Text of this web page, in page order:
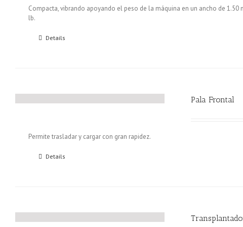
Compacta, vibrando apoyando el peso de la máquina en un ancho de
lb.
Details
Pala Frontal
Permite trasladar y cargar con gran rapidez.
Details